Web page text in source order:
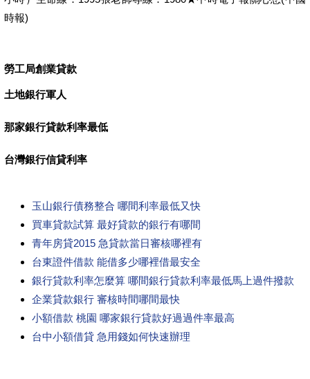
時報)
勞工局創業貸款
土地銀行軍人
那家銀行貸款利率最低
台灣銀行信貸利率
玉山銀行債務整合 哪間利率最低又快
買車貸款試算 最好貸款的銀行有哪間
青年房貸2015 急貸款當日審核哪裡有
台東證件借款 能借多少哪裡借最安全
銀行貸款利率怎麼算 哪間銀行貸款利率最低馬上過件撥款
企業貸款銀行 審核時間哪間最快
小額借款 桃園 哪家銀行貸款好過過件率最高
台中小額借貸 急用錢如何快速辦理